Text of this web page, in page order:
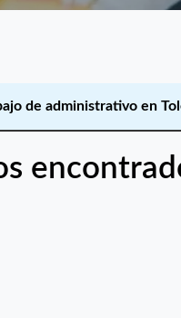
de administrativo en